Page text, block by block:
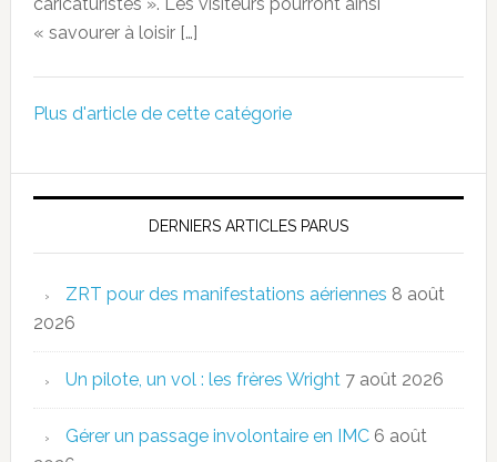
caricaturistes ». Les visiteurs pourront ainsi
« savourer à loisir […]
Plus d'article de cette catégorie
DERNIERS ARTICLES PARUS
ZRT pour des manifestations aériennes 8 août
2026
Un pilote, un vol : les frères Wright 7 août 2026
Gérer un passage involontaire en IMC 6 août